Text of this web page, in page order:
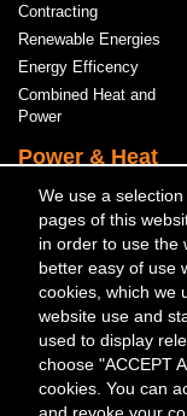
We use a
pages of this
in order to use the
better easy of use
cookies, which we
website use and
used to display
choose "ACCEPT
cookies. You can
Contracting
Renewable Energies
Energy Efficency
Combined Heat and
Power
Power & Heat
Meta
Menü
Contact Press &
Kontakt
Berliner
Fasanenstraße 85
10623 Berlin
Tel. +49 (0) 30/29 33